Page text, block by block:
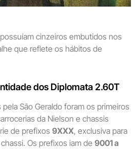
cinzeiros embutidos nos
que reflete os hábitos de
dos Diplomata 2.60T
São Geraldo foram os primeiros
da Nielson e chassis
de prefixos 9XXX, exclusiva para
Os prefixos iam de 9001 a